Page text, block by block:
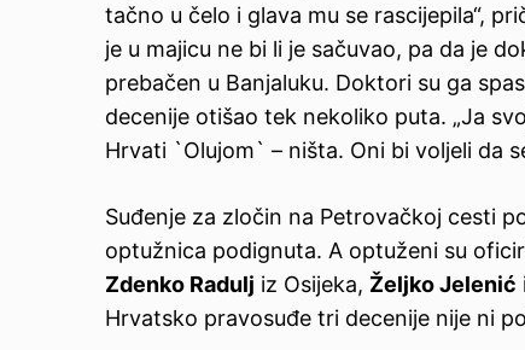
tačno u čelo i glava mu se rascijepila“,
je u majicu ne bi li je sačuvao, pa da je
prebačen u Banjaluku. Doktori su ga
decenije otišao tek nekoliko puta. „Ja
Hrvati `Olujom` – ništa. Oni bi voljeli da
Suđenje za zločin na Petrovačkoj cesti
optužnica podignuta. A optuženi su
Zdenko Radulj iz Osijeka, Željko Jelenić
Hrvatsko pravosuđe tri decenije nije ni